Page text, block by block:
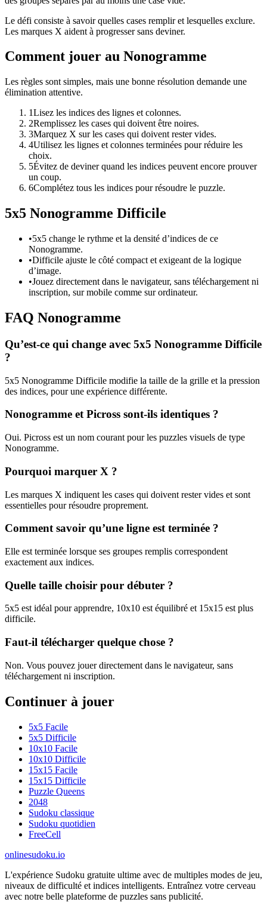
Le défi consiste à savoir quelles cases remplir et lesquelles exclure.
Les marques X aident à progresser sans deviner.
Comment jouer au Nonogramme
Les règles sont simples, mais une bonne résolution demande une
élimination attentive.
1Lisez les indices des lignes et colonnes.
2Remplissez les cases qui doivent être noires.
3Marquez X sur les cases qui doivent rester vides.
4Utilisez les lignes et colonnes terminées pour réduire les
choix.
5Évitez de deviner quand les indices peuvent encore prouver
un coup.
6Complétez tous les indices pour résoudre le puzzle.
5x5 Nonogramme Difficile
•5x5 change le rythme et la densité d’indices de ce
Nonogramme.
•Difficile ajuste le côté compact et exigeant de la logique
d’image.
•Jouez directement dans le navigateur, sans téléchargement ni
inscription, sur mobile comme sur ordinateur.
FAQ Nonogramme
Qu’est-ce qui change avec 5x5 Nonogramme Difficile
?
5x5 Nonogramme Difficile modifie la taille de la grille et la pression
des indices, pour une expérience différente.
Nonogramme et Picross sont-ils identiques ?
Oui. Picross est un nom courant pour les puzzles visuels de type
Nonogramme.
Pourquoi marquer X ?
Les marques X indiquent les cases qui doivent rester vides et sont
essentielles pour résoudre proprement.
Comment savoir qu’une ligne est terminée ?
Elle est terminée lorsque ses groupes remplis correspondent
exactement aux indices.
Quelle taille choisir pour débuter ?
5x5 est idéal pour apprendre, 10x10 est équilibré et 15x15 est plus
difficile.
Faut-il télécharger quelque chose ?
Non. Vous pouvez jouer directement dans le navigateur, sans
téléchargement ni inscription.
Continuer à jouer
5x5 Facile
5x5 Difficile
10x10 Facile
10x10 Difficile
15x15 Facile
15x15 Difficile
Puzzle Queens
2048
Sudoku classique
Sudoku quotidien
FreeCell
onlinesudoku.io
L'expérience Sudoku gratuite ultime avec de multiples modes de jeu,
niveaux de difficulté et indices intelligents. Entraînez votre cerveau
avec notre belle plateforme de puzzles sans publicité.